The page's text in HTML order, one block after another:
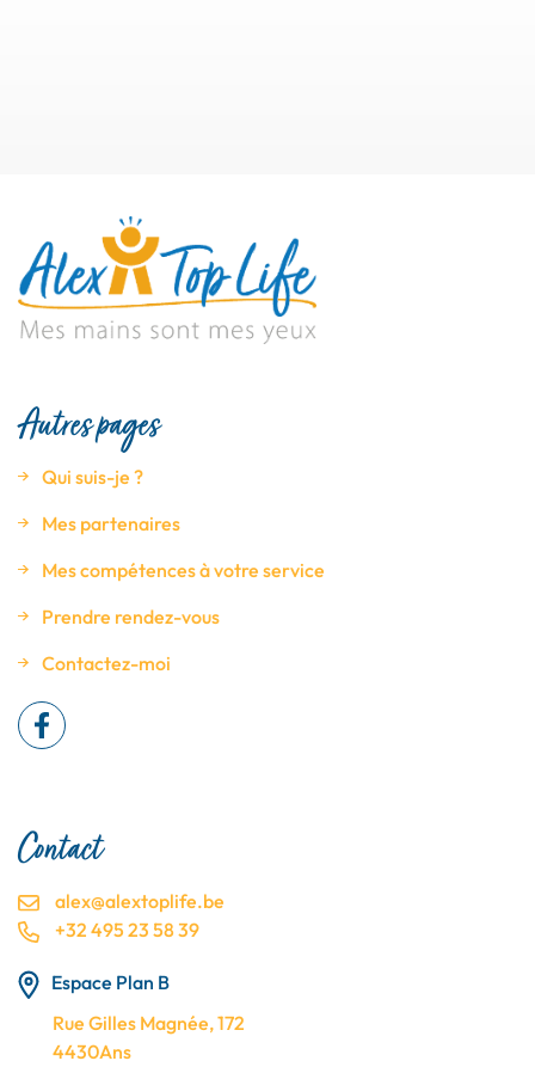
Autres pages
Qui suis-je ?
Mes partenaires
Mes compétences à votre service
Prendre rendez-vous
Contactez-moi
Contact
alex@alextoplife.be
+32 495 23 58 39
Espace Plan B
Rue Gilles Magnée, 172
4430Ans